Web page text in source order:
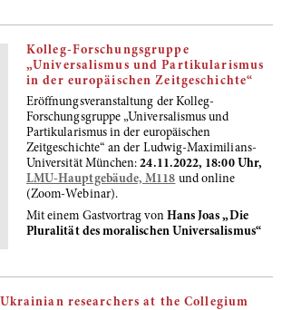
Kolleg-Forschungsgruppe
„Universalismus und Partikularismus
in der europäischen Zeitgeschichte“
Eröffnungsveranstaltung der Kolleg-
Forschungsgruppe „Universalismus und
Partikularismus in der europäischen
Zeitgeschichte“ an der Ludwig-Maximilians-
Universität München:24.11.2022, 18:00 Uhr,
LMU-Hauptgebäude, M118 und online
(Zoom-Webinar).
Mit einem Gastvortrag von Hans Joas „Die
Pluralität des moralischen Universalismus“
Ukrainian researchers at the Collegium